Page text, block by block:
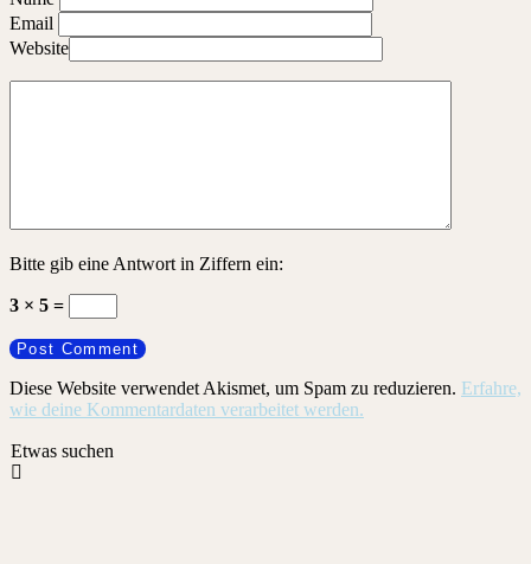
Email
Website
Bitte gib eine Antwort in Ziffern ein:
3 × 5 =
Diese Website verwendet Akismet, um Spam zu reduzieren. Erfahre,
wie deine Kommentardaten verarbeitet werden.
Etwas suchen